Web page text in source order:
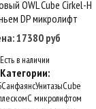
OWL Cube Cirkel-H
DP микролифт
17380 руб
Есть в наличии
Категории:
СанфаянсУнитазыCube
С микролифтом